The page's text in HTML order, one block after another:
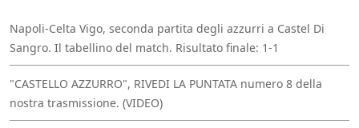
Napoli-Celta Vigo, seconda partita degli azzurri a Castel Di
Sangro. Il tabellino del match. Risultato finale: 1-1
"CASTELLO AZZURRO", RIVEDI LA PUNTATA numero 8 della
nostra trasmissione. (VIDEO)